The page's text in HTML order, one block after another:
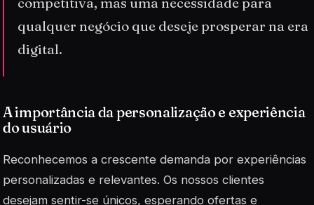
qualquer negócio que deseje prosperar na era
digital.
A importância da personalização e experiência
do usuário
Reconhecemos a crescente demanda por experiências
personalizadas e relevantes. Os nossos clientes
desejam sentir-se únicos, esperando ofertas e